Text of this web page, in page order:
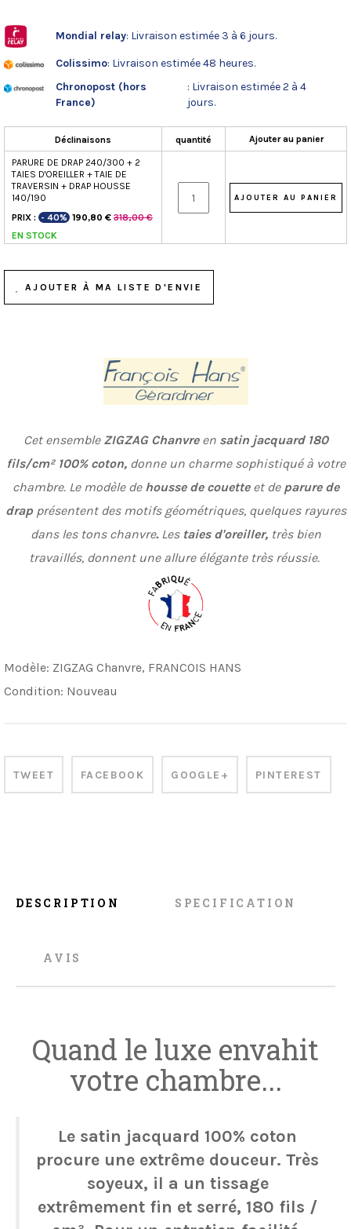
Mondial relay: Livraison estimée 3 à 6 jours.
Colissimo: Livraison estimée 48 heures.
Chronopost (hors
France)
: Livraison estimée 2 à 4
jours.
Déclinaisons quantité Ajouter au panier
PARURE DE DRAP 240/300 + 2
TAIES D'OREILLER + TAIE DE
TRAVERSIN + DRAP HOUSSE
140/190
PRIX : - 40% 190,80 € 318,00 €
EN STOCK
AJOUTER À MA LISTE D'ENVIE
Cet ensemble ZIGZAG Chanvreen satin jacquard 180
fils/cm² 100% coton, donne un charme sophistiqué à votre
chambre. Le modèle de housse de couetteet de parure de
drapprésentent des motifs géométriques, quelques rayures
dans les tons chanvre. Lestaies d'oreiller, très bien
travaillés, donnent une allure élégante très réussie.
Modèle: ZIGZAG Chanvre, FRANCOIS HANS
Condition: Nouveau
TWEET FACEBOOK GOOGLE+ PINTEREST
DESCRIPTION SPECIFICATION
AVIS
Quand le luxe envahit
votre chambre...
Le satin jacquard 100% coton
procure une extrême douceur. Très
soyeux, il a un tissage
extrêmement fin et serré, 180 fils /